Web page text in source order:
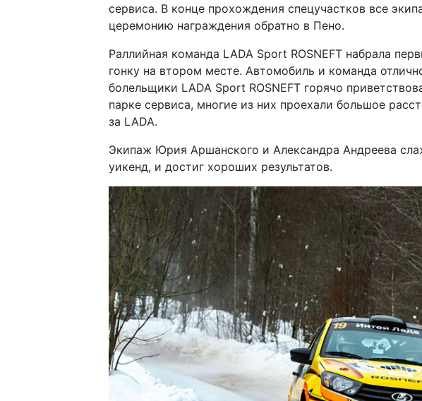
сервиса. В конце прохождения спецучастков все
церемонию награждения обратно в Пено.
Раллийная команда LADA Sport ROSNEFT набрала
гонку на втором месте. Автомобиль и команда
болельщики LADA Sport ROSNEFT горячо
парке сервиса, многие из них проехали большое
за LADA.
Экипаж Юрия Аршанского и Александра Андреева
уикенд, и достиг хороших результатов.